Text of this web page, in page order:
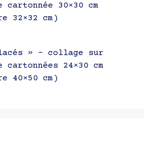
30×30 cm
32×32 cm)
» – collage sur
24×30 cm
40×50 cm)